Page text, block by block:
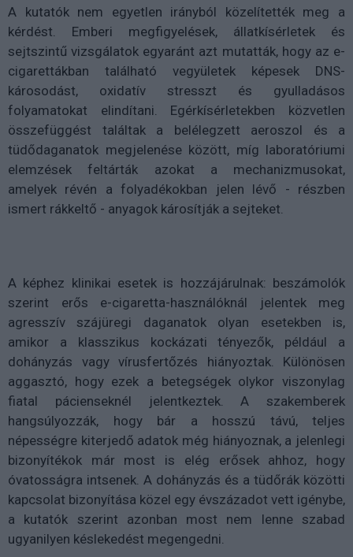
A kutatók nem egyetlen irányból közelítették meg a
kérdést. Emberi megfigyelések, állatkísérletek és
sejtszintű vizsgálatok egyaránt azt mutatták, hogy az e-
cigarettákban található vegyületek képesek DNS-
károsodást, oxidatív stresszt és gyulladásos
folyamatokat elindítani. Egérkísérletekben közvetlen
összefüggést találtak a belélegzett aeroszol és a
tüdődaganatok megjelenése között, míg laboratóriumi
elemzések feltárták azokat a mechanizmusokat,
amelyek révén a folyadékokban jelen lévő - részben
ismert rákkeltő - anyagok károsítják a sejteket.
A képhez klinikai esetek is hozzájárulnak: beszámolók
szerint erős e-cigaretta-használóknál jelentek meg
agresszív szájüregi daganatok olyan esetekben is,
amikor a klasszikus kockázati tényezők, például a
dohányzás vagy vírusfertőzés hiányoztak. Különösen
aggasztó, hogy ezek a betegségek olykor viszonylag
fiatal pácienseknél jelentkeztek. A szakemberek
hangsúlyozzák, hogy bár a hosszú távú, teljes
népességre kiterjedő adatok még hiányoznak, a jelenlegi
bizonyítékok már most is elég erősek ahhoz, hogy
óvatosságra intsenek. A dohányzás és a tüdőrák közötti
kapcsolat bizonyítása közel egy évszázadot vett igénybe,
a kutatók szerint azonban most nem lenne szabad
ugyanilyen késlekedést megengedni.